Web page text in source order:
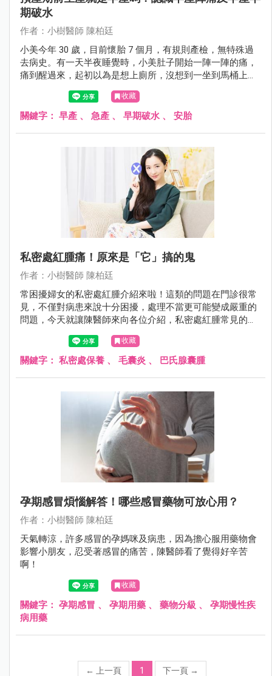
期破水
作者：小樹醫師 陳柏廷
小美今年 30 歲，目前懷胎 7 個月，有規則產檢，無特殊過
去病史。有一天半夜睡覺時，小美肚子開始一陣一陣的痛，
痛到醒過來，起初以為是想上廁所，沒想到一坐到馬桶上，
下面就開始唏哩花啦的流水出來。小美想到陳醫師說的，這
可能是「破水」的情況，趕緊叫先生起床，1 個小時內就送
到醫院檢查。在醫院檢查後，診斷為「早產陣痛」合併破
收藏
關鍵字： 早產 、 急產 、 早期破水 、 安胎
私密處紅腫痛！原來是「它」搞的鬼
作者：小樹醫師 陳柏廷
常困擾婦女的私密處紅腫介紹來啦！這類的問題在門診很常
見，不僅對病患來說十分困擾，處理不當更可能變成嚴重的
問題，今天就讓陳醫師來向各位介紹，私密處紅腫常見的兩
收藏
關鍵字： 私密處保養 、 毛囊炎 、 巴氏腺囊腫
孕期感冒煩惱解答！哪些感冒藥物可放心用？
作者：小樹醫師 陳柏廷
天氣轉涼，許多感冒的孕媽咪及病患，因為擔心服用藥物會
影響小朋友，忍受著感冒的痛苦，陳醫師看了覺得好辛苦
啊！
收藏
關鍵字： 孕期感冒 、 孕期用藥 、 藥物分級 、 孕期慢性疾
病用藥
← 上一頁 1 下一頁 →